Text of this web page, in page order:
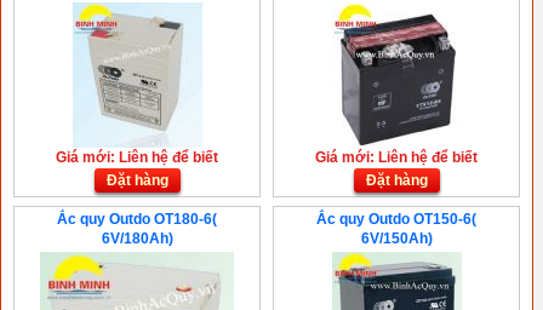
Giá mới: Liên hệ để biết
Đặt hàng
Giá mới: Liên hệ để biết
Đặt hàng
Ắc quy Outdo OT180-6(
6V/180Ah)
Ắc quy Outdo OT150-6(
6V/150Ah)